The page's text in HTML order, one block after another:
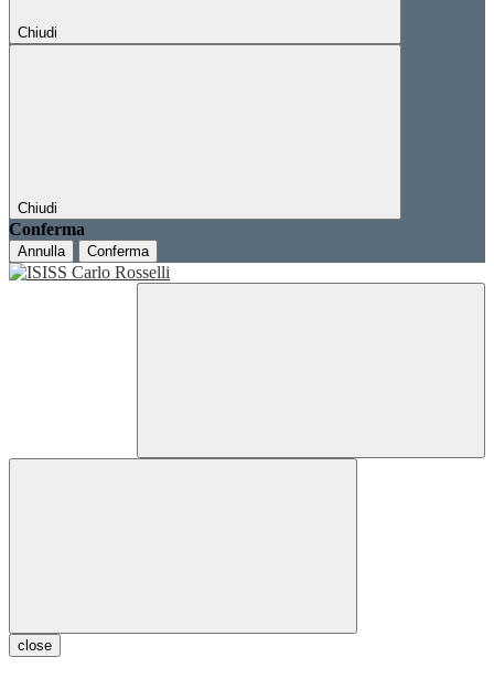
Chiudi
Chiudi
Conferma
Annulla Conferma
close